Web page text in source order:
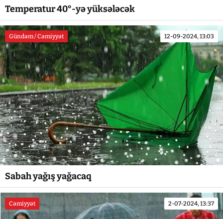
Temperatur 40°-yə yüksələcək
Gündəm / Cəmiyyət 12-09-2024, 13:03
Sabah yağış yağacaq
Cəmiyyət 2-07-2024, 13:37